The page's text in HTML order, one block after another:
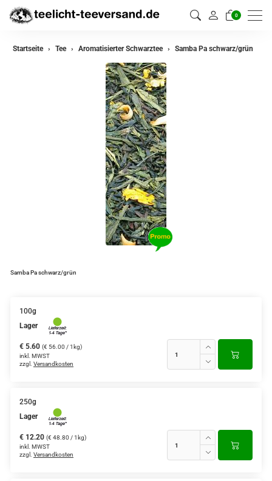
0
zurück
Grüner Tee aus Japan
Teemischungen
Verschiedene Anbaugebiete
Yogi - und Beuteltee
Aromatisierter Grüntee
Aromatisierter Schwarztee
Startseite Tee Aromatisierter Schwarztee Samba Pa schwarz/grün
Samba Pa schwarz/grün
100g
Lager
€ 5.60 (€ 56.00 / 1kg)
inkl. MWST
zzgl. Versandkosten
250g
Lager
€ 12.20 (€ 48.80 / 1kg)
inkl. MWST
zzgl. Versandkosten